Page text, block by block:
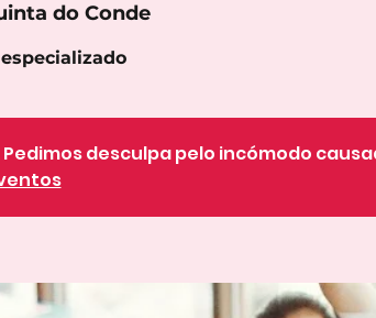
do Conde
desculpa pelo incómodo